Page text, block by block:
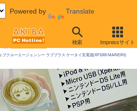
Powered by Translate
検索 Impressサイト
Hotline! 2011年2月11日号
ブクルーエージェンシー ラブプラス ケータイ充電器(XP1000 MA/NE/RI)